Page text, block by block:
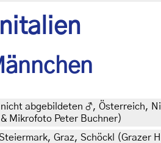
abgebildeten ♂, Österreich,
Mikrofoto Peter Buchner)
Graz, Schöckl (Grazer